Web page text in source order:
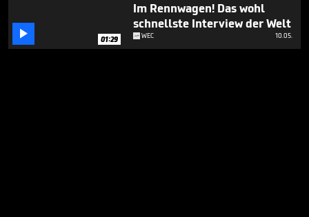
 01:29
Im Rennwagen! Das wohl
schnellste Interview der Welt
WEC 10.05.